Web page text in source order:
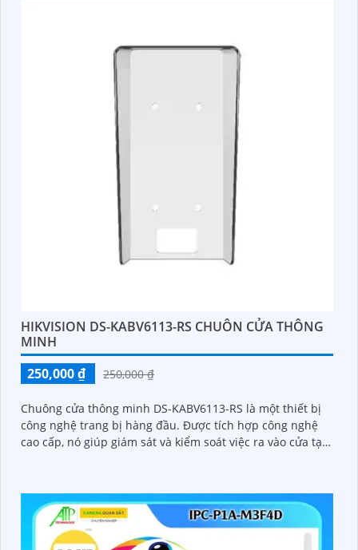
HIKVISION DS-KABV6113-RS CHUÔN CỬA THÔNG
MINH
250,000 ₫
250,000 ₫
Chuông cửa thông minh DS-KABV6113-RS là một thiết bị
công nghệ trang bị hàng đầu. Được tích hợp công nghệ
cao cấp, nó giúp giám sát và kiểm soát việc ra vào cửa tại